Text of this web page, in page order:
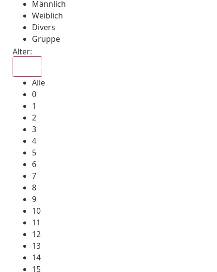
Männlich
Weiblich
Divers
Gruppe
Alter:
Alle
0
1
2
3
4
5
6
7
8
9
10
11
12
13
14
15